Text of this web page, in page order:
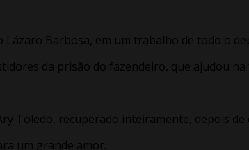
Lázaro Barbosa, em um trabalho de todo o
da prisão do fazendeiro, que ajudou
Toledo, recuperado inteiramente, depois
um grande amor.